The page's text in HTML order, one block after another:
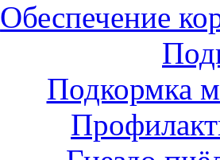
Обеспечение
Подкормка